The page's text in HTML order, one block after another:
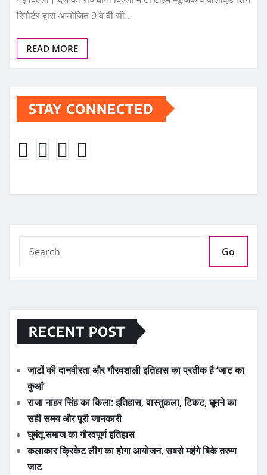
रिपोर्टर द्वारा आयोजित 9 वे बी सी…
READ MORE
STAY CONNECTED
Go
RECENT POST
जाटों की दानवीरता और गौरवशाली इतिहास का प्रतीक है ‘जाट का
कुआं’
राजा नाहर सिंह का किला: इतिहास, वास्तुकला, टिकट, घूमने का
सही समय और पूरी जानकारी
घुमंतू समाज का गौरवपूर्ण इतिहास
कलाकार क्रिकेट लीग का होगा आयोजन, सबसे महंगे बिके तरुण
जाट